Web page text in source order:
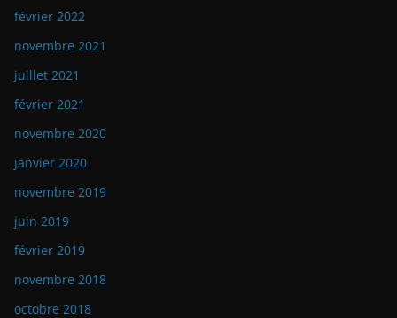
février 2022
novembre 2021
juillet 2021
février 2021
novembre 2020
janvier 2020
novembre 2019
juin 2019
février 2019
novembre 2018
octobre 2018